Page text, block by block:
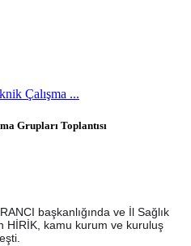
Çalışma ...
Grupları Toplantısı
başkanlığında ve İl Sağlık
HİRİK, kamu kurum ve kuruluş